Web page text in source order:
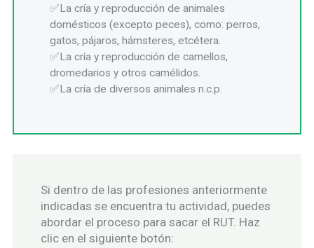
La cría y reproducción de animales
domésticos (excepto peces), como: perros,
gatos, pájaros, hámsteres, etcétera.
La cría y reproducción de camellos,
dromedarios y otros camélidos.
La cría de diversos animales n.c.p.
Si dentro de las profesiones anteriormente
indicadas se encuentra tu actividad, puedes
abordar el proceso para sacar el RUT. Haz
clic en el siguiente botón: